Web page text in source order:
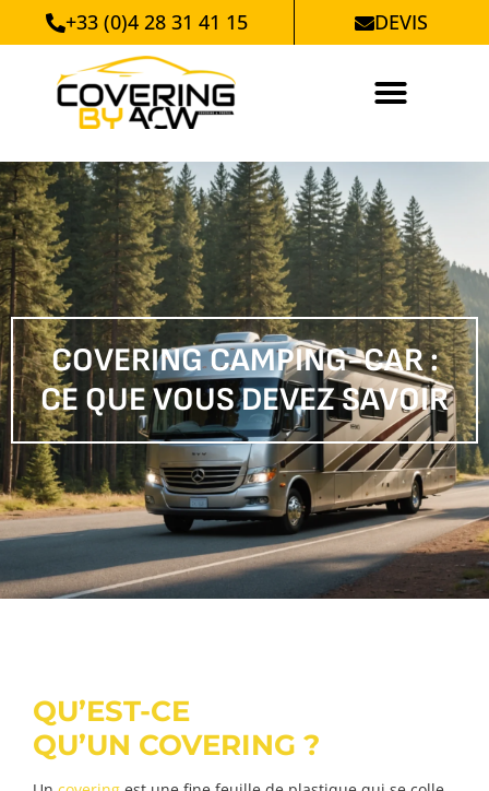
+33 (0)4 28 31 41 15 DEVIS
COVERING CAMPING-CAR :
CE QUE VOUS DEVEZ SAVOIR
QU’EST-CE
QU’UN COVERING ?